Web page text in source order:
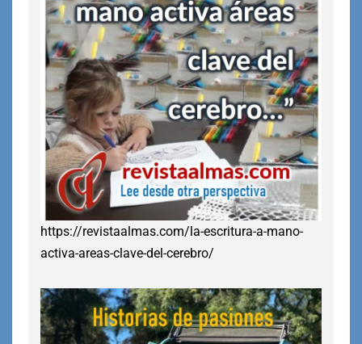
https://revistaalmas.com/la-escritura-a-mano-
activa-areas-clave-del-cerebro/